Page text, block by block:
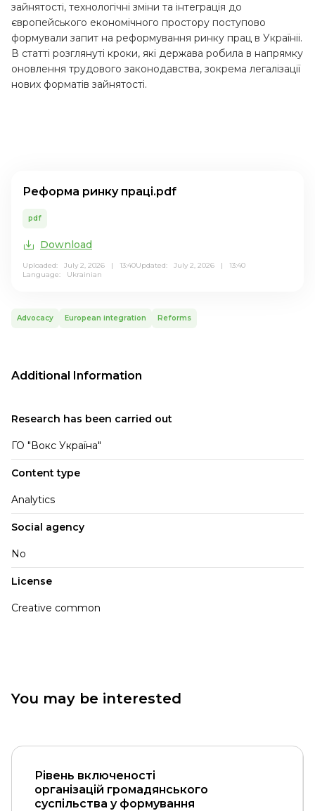
зайнятості, технологічні зміни та інтеграція до
європейського економічного простору поступово
формували запит на реформування ринку прац в Україніі.
В статті розглянуті кроки, які держава робила в напрямку
оновлення трудового законодавства, зокрема легалізації
нових форматів зайнятості.
Реформа ринку праці.pdf
pdf
Download
Uploaded: July 2, 2026 | 13:40Updated: July 2, 2026 | 13:40
Language: Ukrainian
Advocacy European integration Reforms
Additional Information
Research has been carried out
ГО "Вокс Україна"
Content type
Analytics
Social agency
No
License
Creative common
You may be interested
Рівень включеності
організацій громадянського
суспільства у формування